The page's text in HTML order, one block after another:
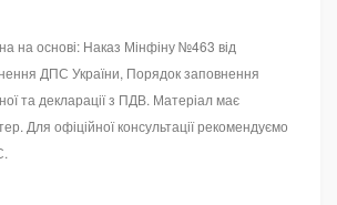
на основі: Наказ Мінфіну №463 від
ДПС України, Порядок заповнення
та декларації з ПДВ. Матеріал має
Для офіційної консультації рекомендуємо